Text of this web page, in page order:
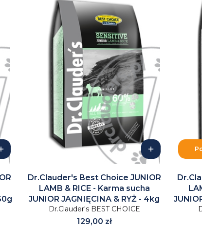
Dr.Clauder's Best Choice JUNIOR
LAMB & RICE - Karma sucha
JUNIOR JAGNIĘCINA & RYŻ - 4kg
Dr.Clauder's BEST CHOICE
Cena
129,00 zł